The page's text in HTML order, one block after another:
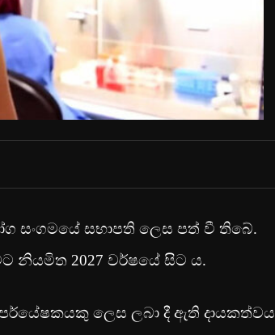
සංගමයේ සභාපති ලෙස පත් වී තිබේ.
නියමිත 2027 වර්ෂයේ සිට ය.
ලෙස ලබා දී ඇති දායකත්වය